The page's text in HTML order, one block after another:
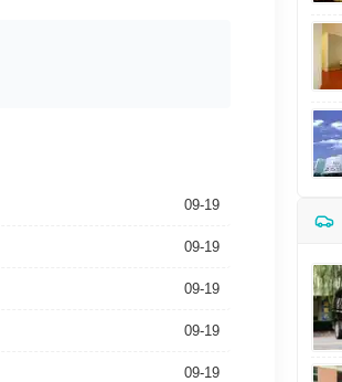
09-19
09-19
09-19
09-19
09-19